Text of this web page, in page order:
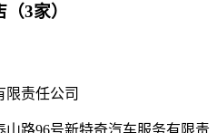
3家）
限责任公司